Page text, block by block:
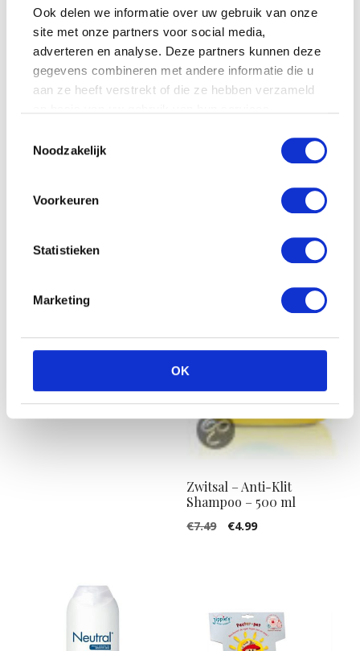
Ook delen we informatie over uw gebruik van onze
site met onze partners voor social media,
adverteren en analyse. Deze partners kunnen deze
gegevens combineren met andere informatie die u
aan ze heeft verstrekt of die ze hebben verzameld
Noodzakelijk
Voorkeuren
Statistieken
Marketing
OK
was: is:
€4.99.
was: is:
€4.99.
Aanbieding!
was: is:
Aanbieding!
Zwitsal – Anti-Klit
Shampoo – 500 ml
€7.49
Oorspronkelijke
€4.99Huidige